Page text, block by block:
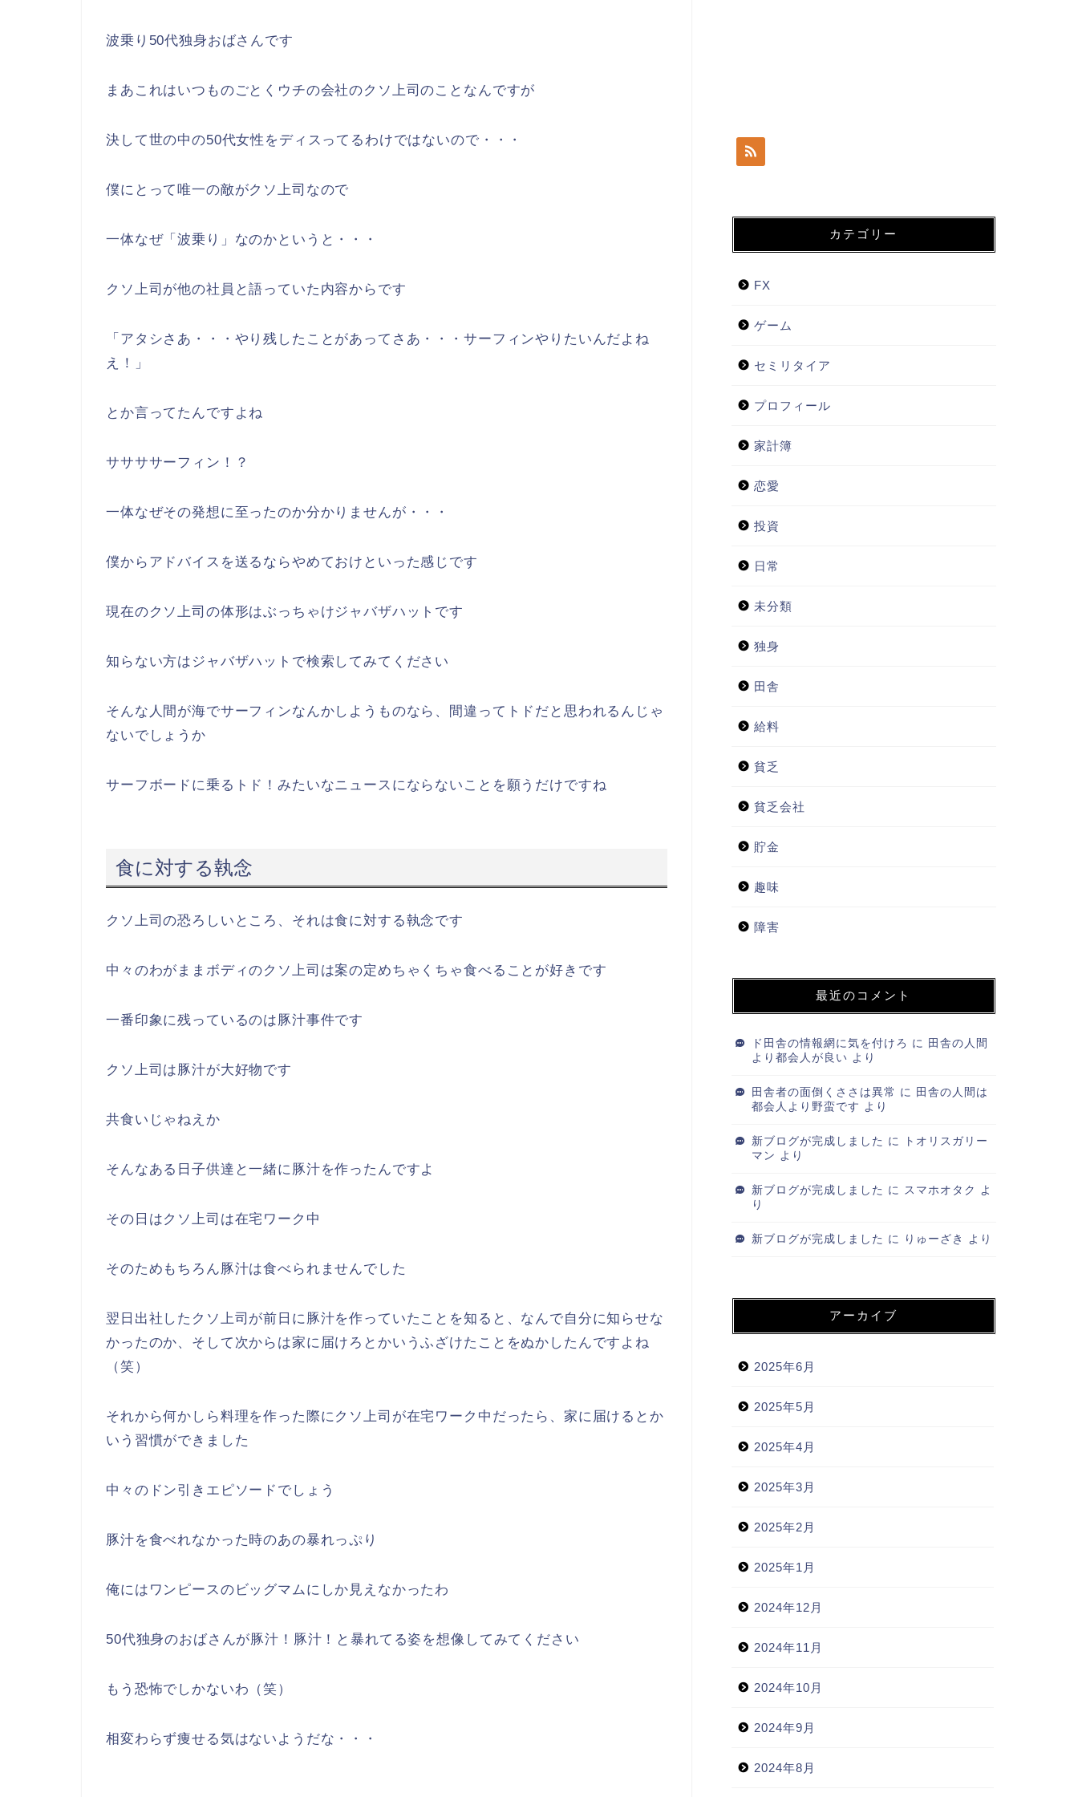
波乗り50代独身おばさんです
まあこれはいつものごとくウチの会社のクソ上司のことなんですが
決して世の中の50代女性をディスってるわけではないので・・・
僕にとって唯一の敵がクソ上司なので
一体なぜ「波乗り」なのかというと・・・
クソ上司が他の社員と語っていた内容からです
「アタシさあ・・・やり残したことがあってさあ・・・サーフィンやりたいんだよね
え！」
とか言ってたんですよね
ササササーフィン！？
一体なぜその発想に至ったのか分かりませんが・・・
僕からアドバイスを送るならやめておけといった感じです
現在のクソ上司の体形はぶっちゃけジャバザハットです
知らない方はジャバザハットで検索してみてください
そんな人間が海でサーフィンなんかしようものなら、間違ってトドだと思われるんじゃ
ないでしょうか
サーフボードに乗るトド！みたいなニュースにならないことを願うだけですね
食に対する執念
クソ上司の恐ろしいところ、それは食に対する執念です
中々のわがままボディのクソ上司は案の定めちゃくちゃ食べることが好きです
一番印象に残っているのは豚汁事件です
クソ上司は豚汁が大好物です
共食いじゃねえか
そんなある日子供達と一緒に豚汁を作ったんですよ
その日はクソ上司は在宅ワーク中
そのためもちろん豚汁は食べられませんでした
翌日出社したクソ上司が前日に豚汁を作っていたことを知ると、なんで自分に知らせな
かったのか、そして次からは家に届けろとかいうふざけたことをぬかしたんですよね
（笑）
それから何かしら料理を作った際にクソ上司が在宅ワーク中だったら、家に届けるとか
いう習慣ができました
中々のドン引きエピソードでしょう
豚汁を食べれなかった時のあの暴れっぷり
俺にはワンピースのビッグマムにしか見えなかったわ
50代独身のおばさんが豚汁！豚汁！と暴れてる姿を想像してみてください
もう恐怖でしかないわ（笑）
相変わらず痩せる気はないようだな・・・
カテゴリー
FX
ゲーム
セミリタイア
プロフィール
家計簿
恋愛
投資
日常
未分類
独身
田舎
給料
貧乏
貧乏会社
貯金
趣味
障害
最近のコメント
ド田舎の情報網に気を付けろ に 田舎の人間
より都会人が良い より
田舎者の面倒くささは異常 に 田舎の人間は
都会人より野蛮です より
新ブログが完成しました に
トオリスガリー
マン より
新ブログが完成しました に スマホオタク よ
り
新ブログが完成しました に りゅーざき より
アーカイブ
2025年6月
2025年5月
2025年4月
2025年3月
2025年2月
2025年1月
2024年12月
2024年11月
2024年10月
2024年9月
2024年8月